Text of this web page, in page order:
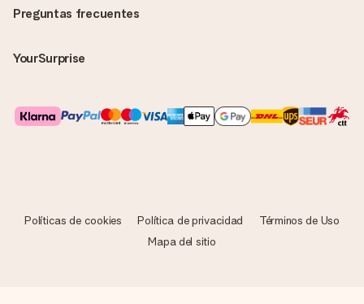
Preguntas frecuentes
YourSurprise
Políticas de cookies Política de privacidad
Términos de Uso
Mapa del sitio